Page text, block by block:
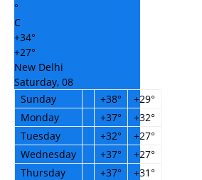
°
C
+34°
+27°
New Delhi
Saturday, 08
Sunday
+38° +29°
Monday
+37° +32°
Tuesday
+32° +27°
Wednesday
+37° +27°
Thursday
+37° +31°